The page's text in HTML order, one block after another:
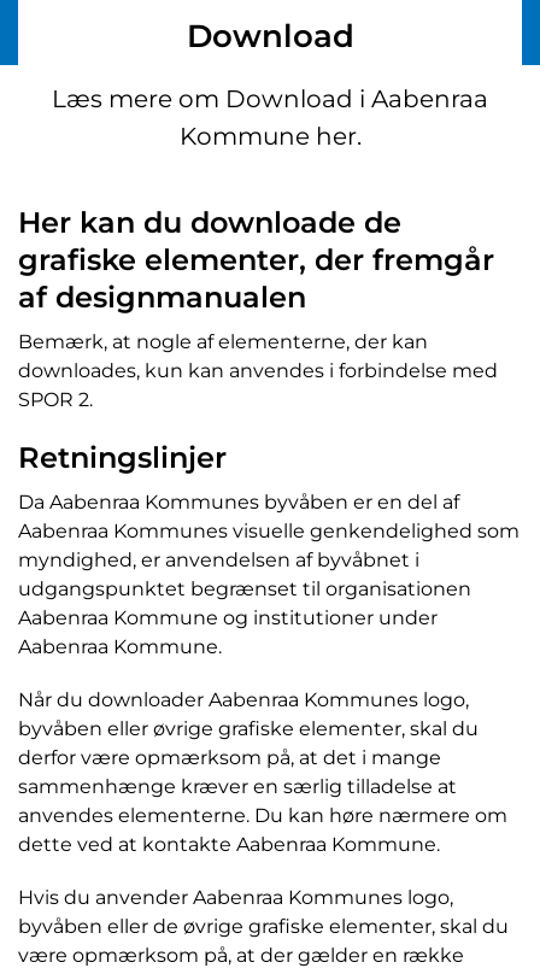
Download
Læs mere om Download i Aabenraa
Kommune her.
Her kan du downloade de
grafiske elementer, der fremgår
af designmanualen
Bemærk, at nogle af elementerne, der kan
downloades, kun kan anvendes i forbindelse med
SPOR 2.
Retningslinjer
Da Aabenraa Kommunes byvåben er en del af
Aabenraa Kommunes visuelle genkendelighed som
myndighed, er anvendelsen af byvåbnet i
udgangspunktet begrænset til organisationen
Aabenraa Kommune og institutioner under
Aabenraa Kommune.
Når du downloader Aabenraa Kommunes logo,
byvåben eller øvrige grafiske elementer, skal du
derfor være opmærksom på, at det i mange
sammenhænge kræver en særlig tilladelse at
anvendes elementerne. Du kan høre nærmere om
dette ved at kontakte Aabenraa Kommune.
Hvis du anvender Aabenraa Kommunes logo,
byvåben eller de øvrige grafiske elementer, skal du
være opmærksom på, at der gælder en række